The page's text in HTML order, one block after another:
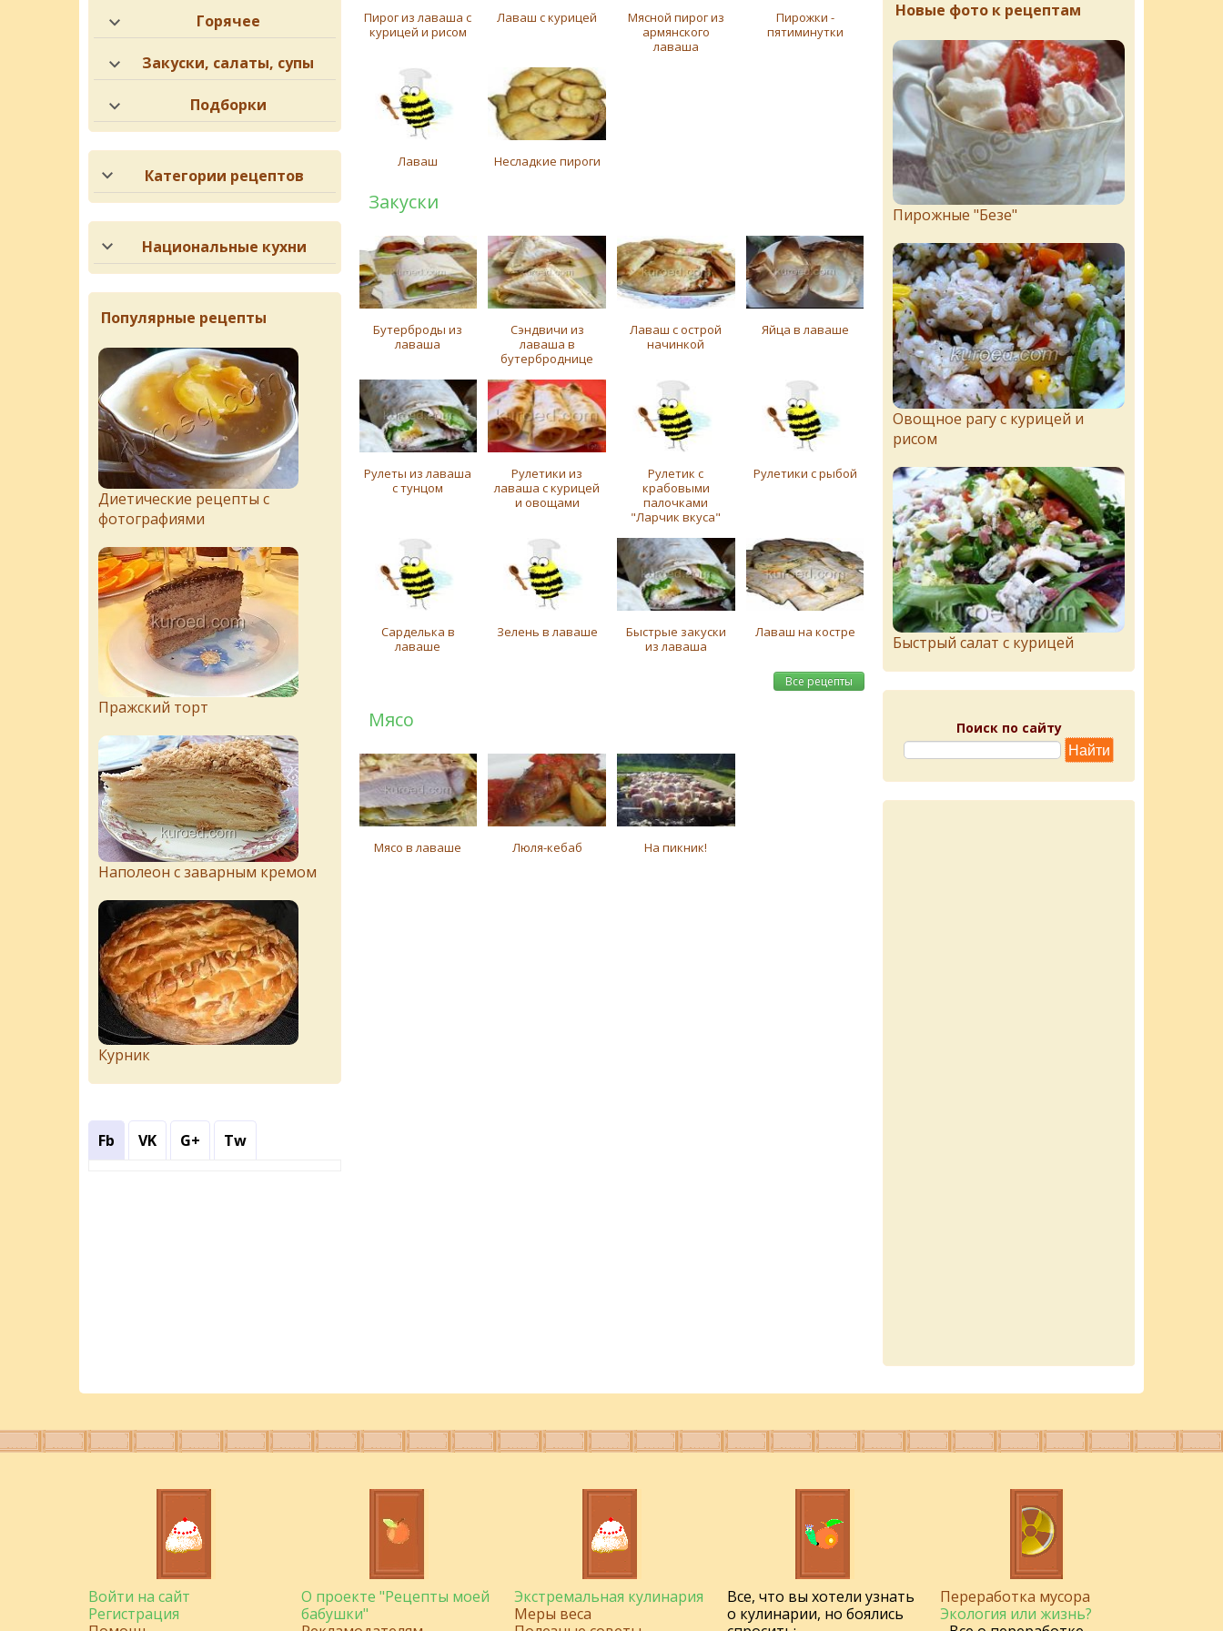
Пирог из лаваша с
курицей и рисом
Лаваш с курицей
Мясной пирог из
армянского
лаваша
Пирожки -
пятиминутки
Лаваш Несладкие пироги
Закуски
Бутерброды из
лаваша
Сэндвичи из
лаваша в
бутерброднице
Лаваш с острой
начинкой
Яйца в лаваше
Рулеты из лаваша
с тунцом
Рулетики из
лаваша с курицей
и овощами
Рулетик с
крабовыми
палочками
"Ларчик вкуса"
Рулетики с рыбой
Сарделька в
лаваше
Зелень в лаваше
Быстрые закуски
из лаваша
Лаваш на костре
Все рецепты
Мясо
Мясо в лаваше Люля-кебаб На пикник!
Горячее
Закуски, салаты, супы
Подборки
Категории рецептов
Национальные кухни
Популярные рецепты
Диетические рецепты с
фотографиями
Пражский торт
Наполеон с заварным кремом
Курник
Fb VK G+ Tw
Новые фото к рецептам
Пирожныe "Бeзe"
Овощное рагу с курицей и
рисом
Быстрый салат с курицей
Поиск по сайту
Войти на сайт
Регистрация
О проекте "Рецепты моей
бабушки"
Экстремальная кулинария
Меры веса
Все, что вы хотели узнать
о кулинарии, но боялись
Переработка мусора
Экология или жизнь?